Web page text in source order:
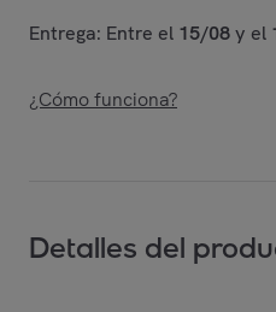
Entrega: Entre el 15/08y el
¿Cómo funciona?
Detalles del